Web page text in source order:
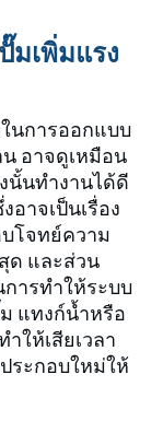
มเพิ่มแรง
นการออกแบบ
อาจดูเหมือน
นั้นทำงานได้ดี
อาจเป็นเรื่อง
โจทย์ความ
ด และส่วน
ารทำให้ระบบ
แทงก์น้ำหรือ
ให้เสียเวลา
ระกอบใหม่ให้